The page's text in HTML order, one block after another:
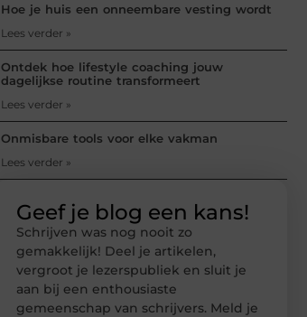
Hoe je huis een onneembare vesting wordt
Lees verder »
Ontdek hoe lifestyle coaching jouw
dagelijkse routine transformeert
Lees verder »
Onmisbare tools voor elke vakman
Lees verder »
Geef je blog een kans!
Schrijven was nog nooit zo
gemakkelijk! Deel je artikelen,
vergroot je lezerspubliek en sluit je
aan bij een enthousiaste
gemeenschap van schrijvers. Meld je